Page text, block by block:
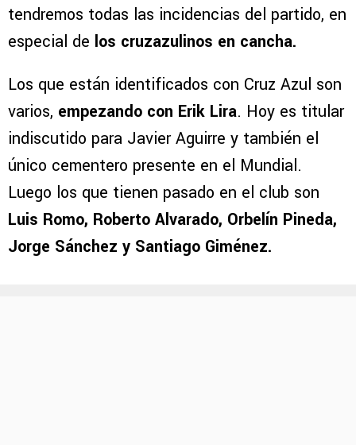
tendremos todas las incidencias del partido, en
especial de los cruzazulinos en cancha.
Los que están identificados con Cruz Azul son
varios, empezando con Erik Lira. Hoy es titular
indiscutido para Javier Aguirre y también el
único cementero presente en el Mundial.
Luego los que tienen pasado en el club son
Luis Romo, Roberto Alvarado, Orbelín Pineda,
Jorge Sánchez y Santiago Giménez.